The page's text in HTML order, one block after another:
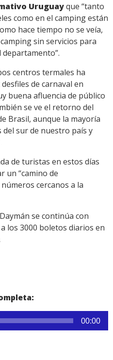
Uruguayque “tanto
como en el camping están
hace tiempo no se veía,
sin servicios para
centros termales ha
de carnaval en
buena afluencia de público
se ve el retorno del
Brasil, aunque la mayoría
sur de nuestro país y
de turistas en estos días
un “camino de
cercanos a la
se continúa con
los 3000 boletos diarios en
00:00